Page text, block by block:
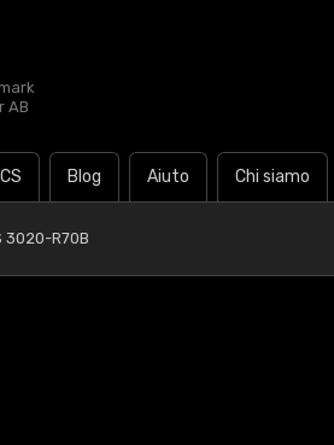
AB
Blog Aiuto Chi siamo
3020-R70B